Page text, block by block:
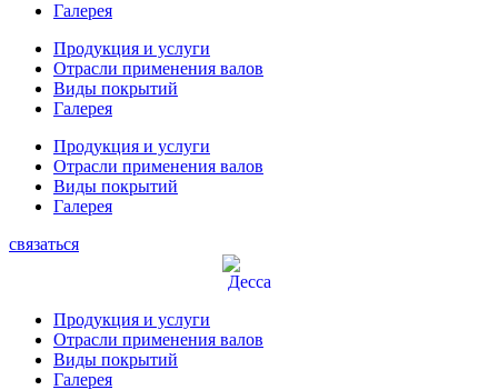
Галерея
Продукция и услуги
Отрасли применения валов
Виды покрытий
Галерея
Продукция и услуги
Отрасли применения валов
Виды покрытий
Галерея
связаться
Продукция и услуги
Отрасли применения валов
Виды покрытий
Галерея